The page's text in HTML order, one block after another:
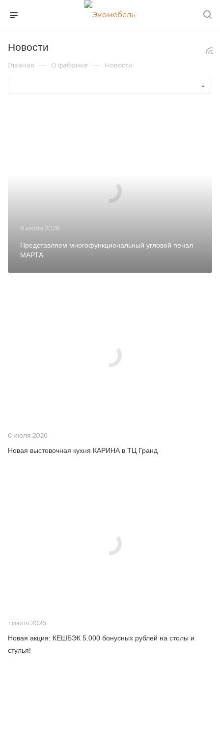
Новости
Главная — О фабрике — Новости
6 июля 2026
Представляем многофункциональный угловой пенал
МАРТА
6 июля 2026
Новая выстовочная кухня КАРИНА в ТЦ Гранд
1 июля 2026
Новая акция: КЕШБЭК 5.000 бонусных рублей на столы и
стулья!